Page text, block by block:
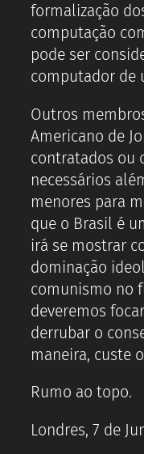
formalização
computação
pode ser
computador de
Outros
Americano de
contratados ou
necessários
menores para
que o Brasil é
irá se mostrar
dominação
comunismo no
deveremos
derrubar o
maneira, custe
Rumo ao topo.
Londres, 7 de